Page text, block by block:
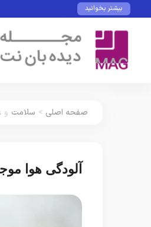
بیشتر بخوانید
صفحه اصلی > سلامت و
آلودگی هوا